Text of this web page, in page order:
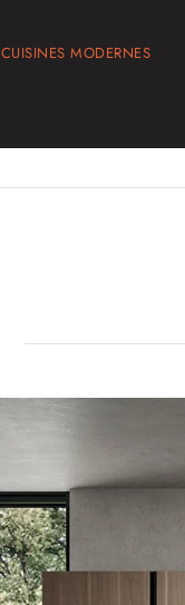
CUISINES MODERNES